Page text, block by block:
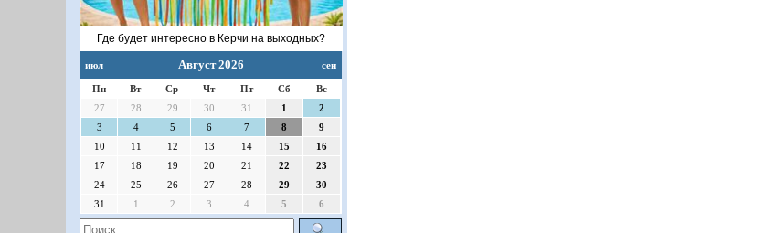
Где будет интересно в Керчи на выходных?
июл Август 2026 сен
Пн Вт Ср Чт Пт Сб
Вс
27
28 29 30 31 1
2
3
4 5 6 7 8
9
10
11 12 13 14 15
16
17
18 19 20 21 22
23
24
25 26 27 28 29
30
31
1 2 3 4 5 6